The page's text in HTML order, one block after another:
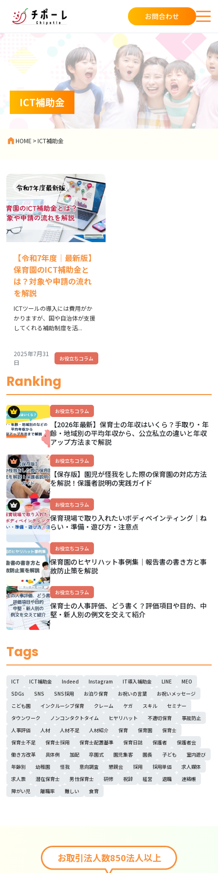
お問合わせ
ICT補助金
HOME >ICT補助金
【令和7年度│最新版】
保育園のICT補助金と
は？対象や申請の流れ
を解説
ICTツールの導入には費用がか
かりますが、国や自治体が支援
してくれる補助制度を活...
2025年7月31
日
お役立ちコラム
Ranking
お役立ちコラム
【2026年最新】保育士の年収はいくら？手取り・年
齢・地域別の平均年収から、公立私立の違いと年収
アップ方法まで解説
お役立ちコラム
【保存版】園児が怪我をした際の保育園の対応方法
を解説！保護者説明の実践ガイド
お役立ちコラム
保育現場で取り入れたいボディペインティング｜ね
らい・準備・遊び方・注意点
お役立ちコラム
保育園のヒヤリハット事例集｜報告書の書き方と事
故防止策を解説
お役立ちコラム
保育士の人事評価、どう書く？評価項目や目的、中
堅・新人別の例文を交えて紹介
Tags
ICT ICT補助金 Indeed Instagram IT導入補助金 LINE
MEO
SDGs
SNS SNS採用 お泊り保育 お祝いの言葉
お祝いメッセージ
こども園
インクルーシブ保育 クレーム ケガ スキル
セミナー
タウンワーク
ノンコンタクトタイム ヒヤリハット 不適切保育
事故防止
人事評価
人材 人材不足 人材紹介 保育 保育園
保育士
保育士不足
保育士採用 保育士配置基準 保育日誌 保護者
保護者会
働き方改革
具体例 加配 卒園式 園児集客 園長 子ども
室内遊び
年齢別
幼稚園 怪我 意向調査 懇親会 採用 採用単価
求人媒体
求人票
潜在保育士 男性保育士 研修 祝辞 経営 退職
連絡帳
障がい児
離職率 難しい 食育
お取引法人数850法人以上